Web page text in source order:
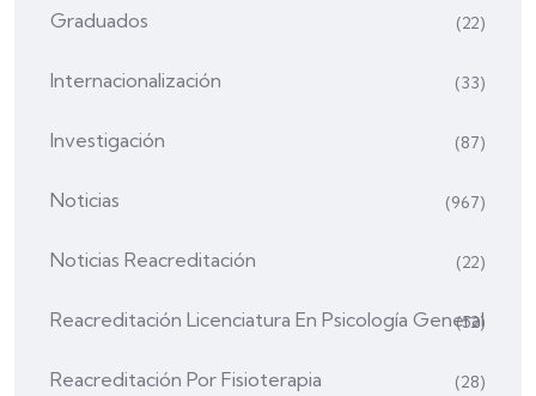
Graduados (22)
Internacionalización (33)
Investigación (87)
Noticias (967)
Noticias Reacreditación (22)
Reacreditación Licenciatura En Psicología General
(52)
Reacreditación Por Fisioterapia (28)